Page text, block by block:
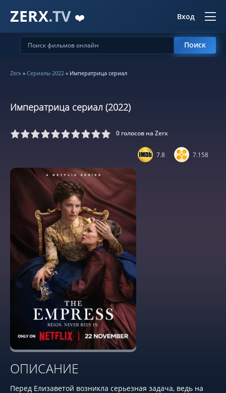
ZERX.TV ❤️ Вход
Поиск
Zerx » Сериалы 2022 » Императрица сериал
Императрица сериал (2022)
6 7 8 9 10 0 голосов на Zerx
7.8 7.158
ОПИСАНИЕ
Перед Елизаветой возникла серьезная задача, ведь на